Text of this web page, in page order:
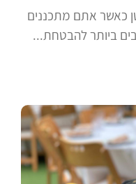
כאשר אתם מתכננים
ביותר להבטחת...